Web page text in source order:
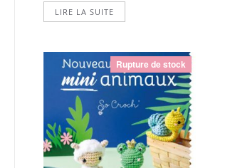
LIRE LA SUITE
Rupture de stock